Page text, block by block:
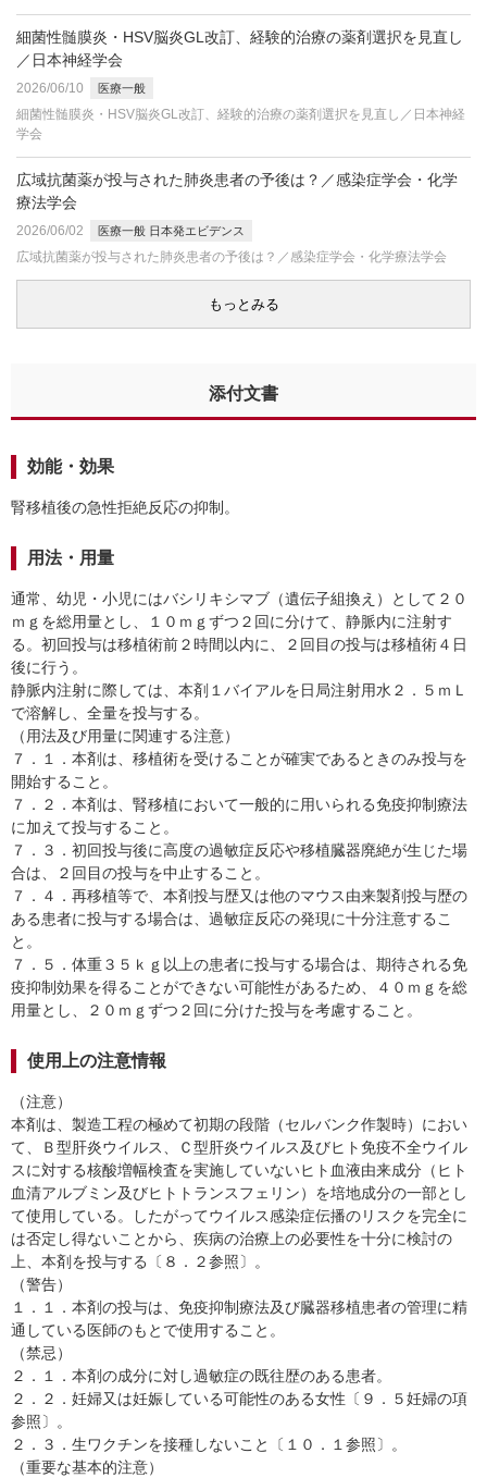
細菌性髄膜炎・HSV脳炎GL改訂、経験的治療の薬剤選択を見直し
／日本神経学会
2026/06/10 医療一般
細菌性髄膜炎・HSV脳炎GL改訂、経験的治療の薬剤選択を見直し／日本神経
学会
広域抗菌薬が投与された肺炎患者の予後は？／感染症学会・化学
療法学会
2026/06/02 医療一般 日本発エビデンス
広域抗菌薬が投与された肺炎患者の予後は？／感染症学会・化学療法学会
もっとみる
添付文書
効能・効果
腎移植後の急性拒絶反応の抑制。
用法・用量
通常、幼児・小児にはバシリキシマブ（遺伝子組換え）として２０
ｍｇを総用量とし、１０ｍｇずつ２回に分けて、静脈内に注射す
る。初回投与は移植術前２時間以内に、２回目の投与は移植術４日
後に行う。
静脈内注射に際しては、本剤１バイアルを日局注射用水２．５ｍＬ
で溶解し、全量を投与する。
（用法及び用量に関連する注意）
７．１．本剤は、移植術を受けることが確実であるときのみ投与を
開始すること。
７．２．本剤は、腎移植において一般的に用いられる免疫抑制療法
に加えて投与すること。
７．３．初回投与後に高度の過敏症反応や移植臓器廃絶が生じた場
合は、２回目の投与を中止すること。
７．４．再移植等で、本剤投与歴又は他のマウス由来製剤投与歴の
ある患者に投与する場合は、過敏症反応の発現に十分注意するこ
と。
７．５．体重３５ｋｇ以上の患者に投与する場合は、期待される免
疫抑制効果を得ることができない可能性があるため、４０ｍｇを総
用量とし、２０ｍｇずつ２回に分けた投与を考慮すること。
使用上の注意情報
（注意）
本剤は、製造工程の極めて初期の段階（セルバンク作製時）におい
て、Ｂ型肝炎ウイルス、Ｃ型肝炎ウイルス及びヒト免疫不全ウイル
スに対する核酸増幅検査を実施していないヒト血液由来成分（ヒト
血清アルブミン及びヒトトランスフェリン）を培地成分の一部とし
て使用している。したがってウイルス感染症伝播のリスクを完全に
は否定し得ないことから、疾病の治療上の必要性を十分に検討の
上、本剤を投与する〔８．２参照〕。
（警告）
１．１．本剤の投与は、免疫抑制療法及び臓器移植患者の管理に精
通している医師のもとで使用すること。
（禁忌）
２．１．本剤の成分に対し過敏症の既往歴のある患者。
２．２．妊婦又は妊娠している可能性のある女性〔９．５妊婦の項
参照〕。
２．３．生ワクチンを接種しないこと〔１０．１参照〕。
（重要な基本的注意）